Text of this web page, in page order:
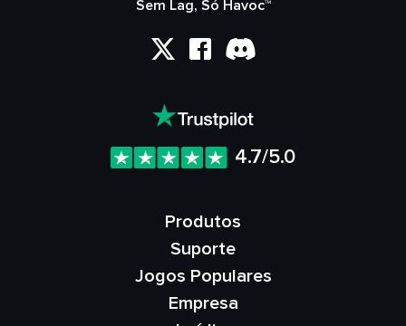
Sem Lag, Só Havoc™
4.7/5.0
Produtos
Suporte
Jogos Populares
Empresa